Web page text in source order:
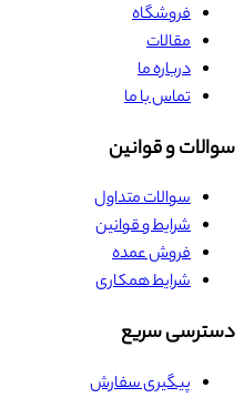
فروشگاه
مقالات
درباره ما
تماس با ما
سوالات و قوانین
سوالات متداول
شرایط و قوانین
فروش عمده
شرایط همکاری
دسترسی سریع
پیگیری سفارش